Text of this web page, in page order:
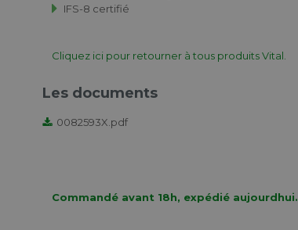
IFS-8 certifié
Cliquez ici pour retourner à tous produits Vital.
Les documents
0082593X.pdf
Commandé avant 18h, expédié aujourdhui.